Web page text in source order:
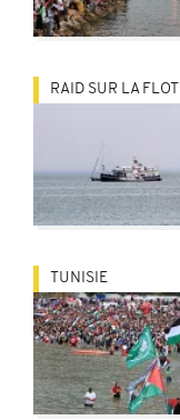
RAID SUR LA
TUNISIE